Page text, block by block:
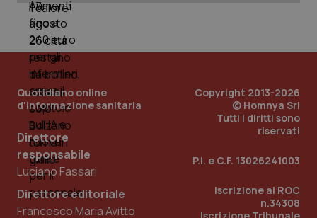
Quotidiano online
d'informazione sanitaria
Direttore
responsabile
Luciano Fassari
Direttore editoriale
Francesco Maria Avitto
Copyright 2013-2026
© Homnya Srl
Tutti i diritti sono
riservati
P.I. e C.F. 13026241003
Iscrizione al ROC
n.34308